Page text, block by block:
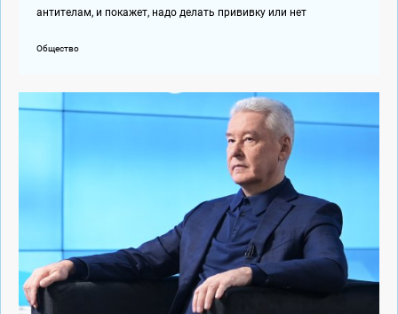
антителам, и покажет, надо делать прививку или нет
Общество